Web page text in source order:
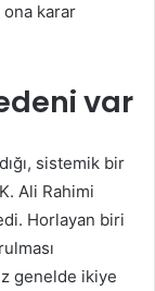
ona karar
var
sistemik bir
Ali Rahimi
Horlayan biri
genelde ikiye